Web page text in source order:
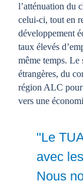
l’atténuation du
celui-ci, tout en
développement
taux élevés
même temps. Le
étrangères, du
région ALC pour
vers une
"Le
avec
Nous